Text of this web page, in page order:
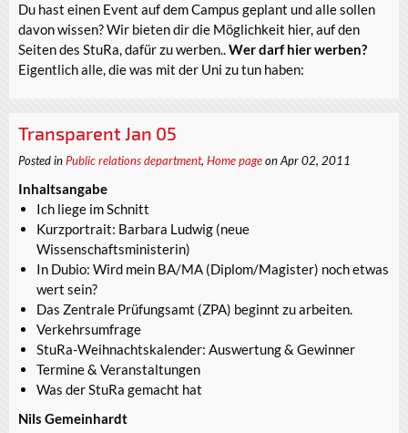
Du hast einen Event auf dem Campus geplant und alle sollen
davon wissen? Wir bieten dir die Möglichkeit hier, auf den
Seiten des StuRa, dafür zu werben..Wer darf hier werben?
Eigentlich alle, die was mit der Uni zu tun haben:
Transparent Jan 05
Posted in Public relations department, Home pageon Apr 02, 2011
Inhaltsangabe
Ich liege im Schnitt
Kurzportrait: Barbara Ludwig (neue
Wissenschaftsministerin)
In Dubio: Wird mein BA/MA (Diplom/Magister) noch etwas
wert sein?
Das Zentrale Prüfungsamt (ZPA) beginnt zu arbeiten.
Verkehrsumfrage
StuRa-Weihnachtskalender: Auswertung & Gewinner
Termine & Veranstaltungen
Was der StuRa gemacht hat
Nils Gemeinhardt